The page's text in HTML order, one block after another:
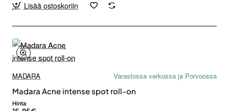
Lisää ostoskoriin
MADARA
Varastossa verkossa ja Porvoossa
Madara Acne intense spot roll-on
Hinta